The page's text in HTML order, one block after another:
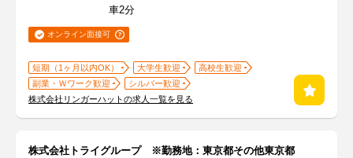
車2分
オンライン面接可
短期（1ヶ月以内OK） 大学生歓迎
高校生歓迎
副業・Ｗワーク歓迎
シルバー歓迎
株式会社リンガーハットの求人一覧を見る
株式会社トライグループ ※勤務地：東京都その他東京都